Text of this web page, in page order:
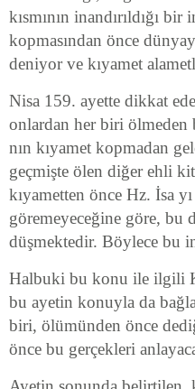
kısmının inandırıldığı
kopmasından önce
deniyor ve kıyamet
Nisa 159. ayette dikkat
onlardan her biri ölmeden
nın kıyamet kopmadan
geçmişte ölen diğer ehli
kıyametten önce Hz. İsa
göremeyeceğine göre, bu
düşmektedir. Böylece bu
Halbuki bu konu ile ilgili
bu ayetin konuyla da
biri, ölümünden önce
önce bu gerçekleri